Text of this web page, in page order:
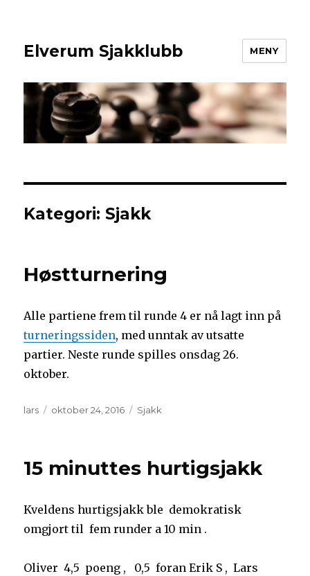
Elverum Sjakklubb MENY
Kategori:Sjakk
Høstturnering
Alle partiene frem til runde 4 er nå lagt inn på
turneringssiden, med unntak av utsatte
partier. Neste runde spilles onsdag 26.
oktober.
Forfatter
lars Publisert
oktober 24, 2016 Kategorier
Sjakk
15 minuttes hurtigsjakk
Kveldens hurtigsjakk ble demokratisk
omgjort til fem runder a 10 min .
Oliver 4,5 poeng , 0,5 foran Erik S , Lars